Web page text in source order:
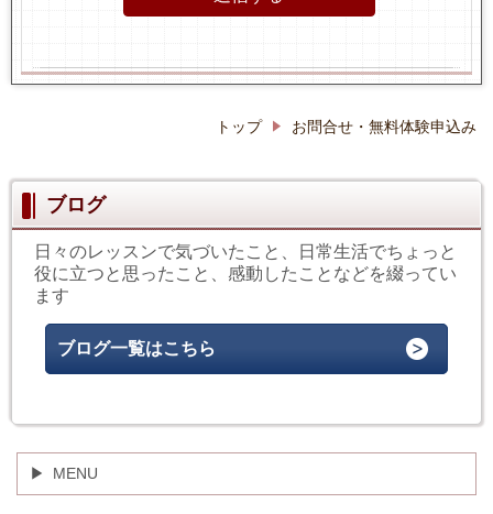
トップ お問合せ・無料体験申込み
ブログ
日々のレッスンで気づいたこと、日常生活でちょっと
役に立つと思ったこと、感動したことなどを綴ってい
ます
ブログ一覧はこちら
MENU